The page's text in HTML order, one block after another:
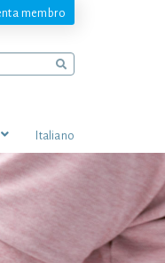
membro
Italiano